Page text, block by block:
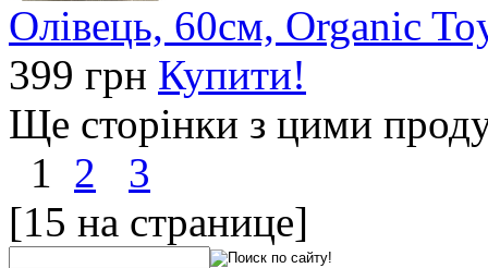
Олівець, 60см, Organic
399 грн Купити!
Ще сторінки з цими
1 2
3
[15 на странице]